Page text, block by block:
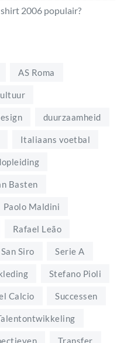
2006 populair?
AS Roma
duurzaamheid
Italiaans voetbal
Basten
Paolo Maldini
Rafael Leão
San Siro Serie A
Stefano Pioli
Calcio Successen
Transfer